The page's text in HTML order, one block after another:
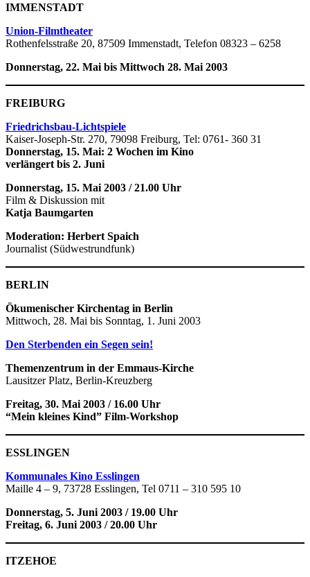
IMMENSTADT
Union-Filmtheater
Rothenfelsstraße 20, 87509 Immenstadt, Telefon 08323 – 6258
Donnerstag, 22. Mai bis Mittwoch 28. Mai 2003
FREIBURG
Friedrichsbau-Lichtspiele
Kaiser-Joseph-Str. 270, 79098 Freiburg, Tel: 0761- 360 31
Donnerstag, 15. Mai: 2 Wochen im Kino
verlängert bis 2. Juni
Donnerstag, 15. Mai 2003 / 21.00 Uhr
Film & Diskussion mit
Katja Baumgarten
Moderation: Herbert Spaich
Journalist (Südwestrundfunk)
BERLIN
Ökumenischer Kirchentag in Berlin
Mittwoch, 28. Mai bis Sonntag, 1. Juni 2003
Den Sterbenden ein Segen sein!
Themenzentrum in der Emmaus-Kirche
Lausitzer Platz, Berlin-Kreuzberg
Freitag, 30. Mai 2003 / 16.00 Uhr
“Mein kleines Kind” Film-Workshop
ESSLINGEN
Kommunales Kino Esslingen
Maille 4 – 9, 73728 Esslingen, Tel 0711 – 310 595 10
Donnerstag, 5. Juni 2003 / 19.00 Uhr
Freitag, 6. Juni 2003 / 20.00 Uhr
ITZEHOE